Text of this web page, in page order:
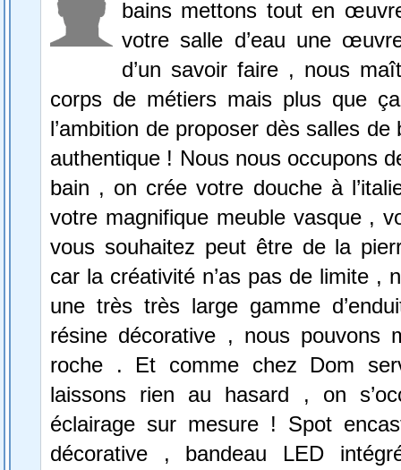
bains mettons tout en
votre salle d’eau une
d’un savoir faire , nous
corps de métiers mais plus que
l’ambition de proposer dès salles de
authentique ! Nous nous occupons
bain , on crée votre douche à
votre magnifique meuble vasque ,
vous souhaitez peut être de la
car la créativité n’as pas de limite ,
une très très large gamme
résine décorative , nous pouvons
roche . Et comme chez Dom
laissons rien au hasard , on
éclairage sur mesure ! Spot
décorative , bandeau LED